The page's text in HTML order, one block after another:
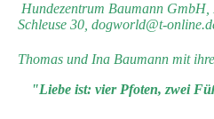
Hundezentrum Baumann
Schleuse 30, dogworld@t-
Thomas und Ina Baumann mit
"Liebe ist: vier Pfoten, zwei